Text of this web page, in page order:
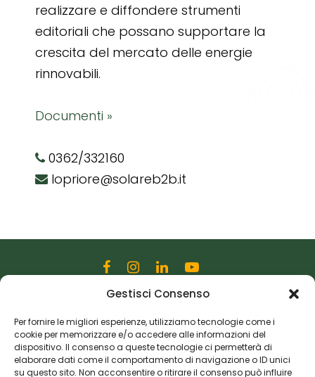
Gestisci Consenso
Per fornire le migliori esperienze, utilizziamo tecnologie come i
cookie per memorizzare e/o accedere alle informazioni del
dispositivo. Il consenso a queste tecnologie ci permetterà di
elaborare dati come il comportamento di navigazione o ID unici
su questo sito. Non acconsentire o ritirare il consenso può influire
realizzare e diffondere strumenti
editoriali che possano supportare la
crescita del mercato delle energie
rinnovabili.
Documenti »
0362/332160
lopriore@solareb2b.it
Via Martiri della Libertà, 28
20833 Giussano (MB)
P.I. 06982770965